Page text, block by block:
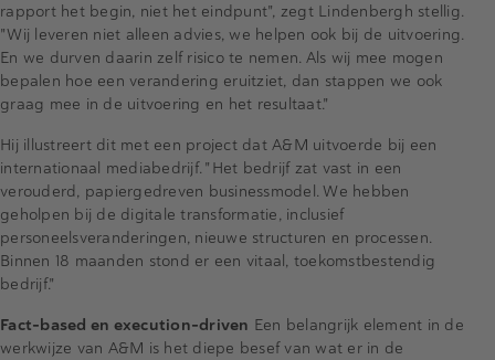
rapport het begin, niet het eindpunt", zegt Lindenbergh stellig.
"Wij leveren niet alleen advies, we helpen ook bij de uitvoering.
En we durven daarin zelf risico te nemen. Als wij mee mogen
bepalen hoe een verandering eruitziet, dan stappen we ook
graag mee in de uitvoering en het resultaat."
Hij illustreert dit met een project dat A&M uitvoerde bij een
internationaal mediabedrijf. "Het bedrijf zat vast in een
verouderd, papiergedreven businessmodel. We hebben
geholpen bij de digitale transformatie, inclusief
personeelsveranderingen, nieuwe structuren en processen.
Binnen 18 maanden stond er een vitaal, toekomstbestendig
bedrijf."
Fact-based en execution-driven Een belangrijk element in de
werkwijze van A&M is het diepe besef van wat er in de